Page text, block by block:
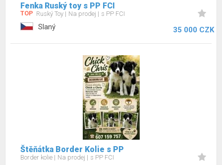
Fenka Ruský toy s PP FCI
TOP Ruský Toy Na prodej s PP FCI
Slaný 35 000 CZK
Štěňátka Border Kolie s PP
Border kolie Na prodej s PP FCI